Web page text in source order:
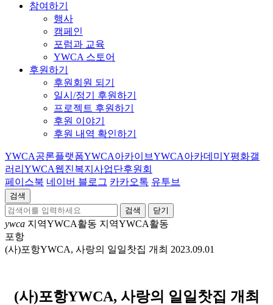
참여하기
행사
캠페인
포럼과 교육
YWCA 스토어
후원하기
후원회원 되기
일시/정기 후원하기
프로젝트 후원하기
후원 이야기
후원 내역 확인하기
YWCA공론플랫폼YWCA아카이브YWCA아카데미 Y평화갤
러리 YWCA웹진복지사업단후원회
페이스북 네이버 블로그 카카오톡 유투브
검색
닫기
ywca 지역YWCA활동 지역YWCA활동
포항
(사)포항YWCA, 사랑의 일일찻집 개최 2023.09.01
(사)포항YWCA, 사랑의 일일찻집 개최